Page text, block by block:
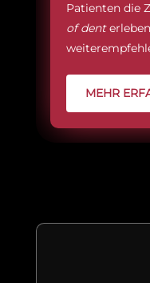
Patienten die
of dent
MEHR